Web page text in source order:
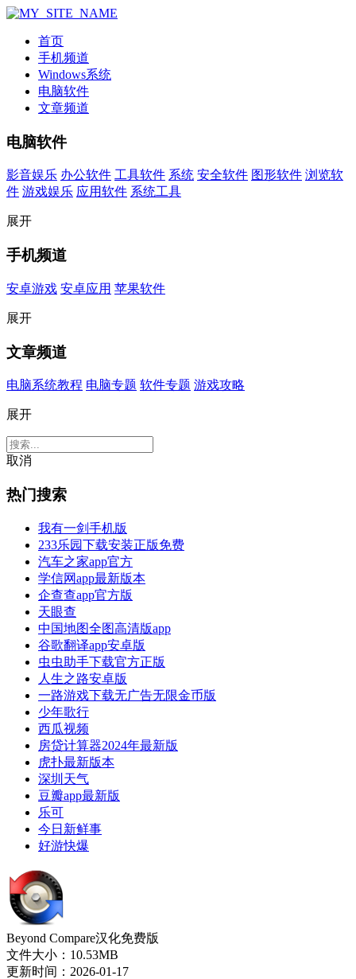
首页
手机频道
Windows系统
电脑软件
文章频道
电脑软件
影音娱乐 办公软件 工具软件 系统 安全软件 图形软件 浏览软
件 游戏娱乐 应用软件 系统工具
展开
手机频道
安卓游戏 安卓应用 苹果软件
展开
文章频道
电脑系统教程 电脑专题 软件专题 游戏攻略
展开
取消
热门搜索
我有一剑手机版
233乐园下载安装正版免费
汽车之家app官方
学信网app最新版本
企查查app官方版
天眼查
中国地图全图高清版app
谷歌翻译app安卓版
虫虫助手下载官方正版
人生之路安卓版
一路游戏下载无广告无限金币版
少年歌行
西瓜视频
房贷计算器2024年最新版
虎扑最新版本
深圳天气
豆瓣app最新版
乐可
今日新鲜事
好游快爆
Beyond Compare汉化免费版
文件大小：10.53MB
更新时间：2026-01-17